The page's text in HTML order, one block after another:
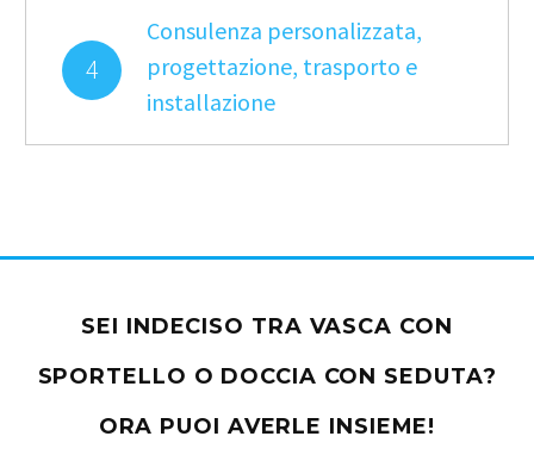
4
Consulenza personalizzata,
progettazione, trasporto e
installazione
SEI INDECISO TRA VASCA CON
SPORTELLO O DOCCIA CON SEDUTA?
ORA PUOI AVERLE INSIEME!